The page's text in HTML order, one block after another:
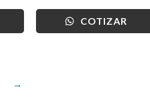
COTIZAR
→